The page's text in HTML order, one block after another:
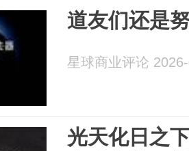
道友们还是
星球商业评论
光天化日之